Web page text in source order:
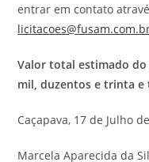
entrar em contato
Valor total estimado do
mil, duzentos e trinta e
Caçapava, 17 de Julho
Marcela Aparecida da